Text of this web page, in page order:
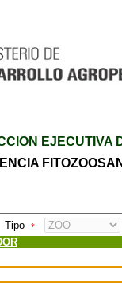
EJECUTIVA
Tipo *